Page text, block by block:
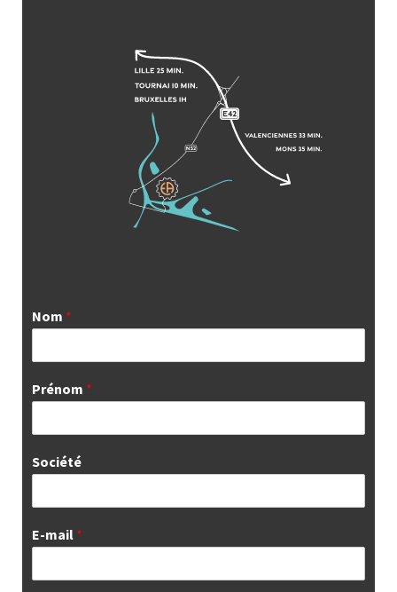
Nom *
Prénom *
Société
E-mail *